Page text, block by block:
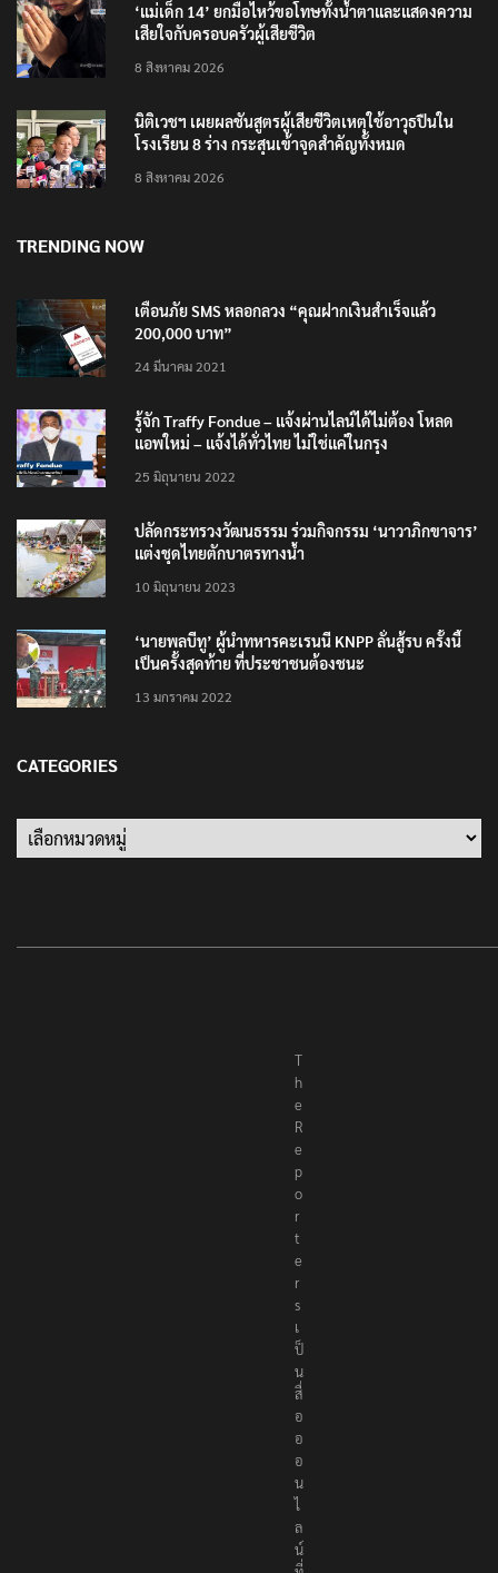
‘แม่เด็ก 14’ ยกมือไหว้ขอโทษทั้งน้ำตาและแสดงความ
เสียใจกับครอบครัวผู้เสียชีวิต
8 สิงหาคม 2026
นิติเวชฯ เผยผลชันสูตรผู้เสียชีวิตเหตุใช้อาวุธปืนใน
โรงเรียน 8 ร่าง กระสุนเข้าจุดสำคัญทั้งหมด
8 สิงหาคม 2026
TRENDING NOW
เตือนภัย SMS หลอกลวง “คุณฝากเงินสำเร็จแล้ว
200,000 บาท”
24 มีนาคม 2021
รู้จัก Traffy Fondue – แจ้งผ่านไลน์ได้ไม่ต้อง โหลด
แอพใหม่ – แจ้งได้ทั่วไทย ไม่ใช่แค่ในกรุง
25 มิถุนายน 2022
ปลัดกระทรวงวัฒนธรรม ร่วมกิจกรรม ‘นาวาภิกขาจาร’
แต่งชุดไทยตักบาตรทางน้ำ
10 มิถุนายน 2023
‘นายพลบีทู’ ผู้นำทหารคะเรนนี KNPP ลั่นสู้รบ ครั้งนี้
เป็นครั้งสุดท้าย ที่ประชาชนต้องชนะ
13 มกราคม 2022
CATEGORIES
Categories
T
h
e
R
e
p
o
r
t
e
r
s
เ
ป็
น
สื่
อ
อ
อ
น
ไ
ล
น์